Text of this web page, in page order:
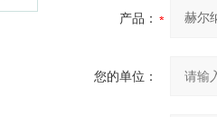
产品：
您的单位：